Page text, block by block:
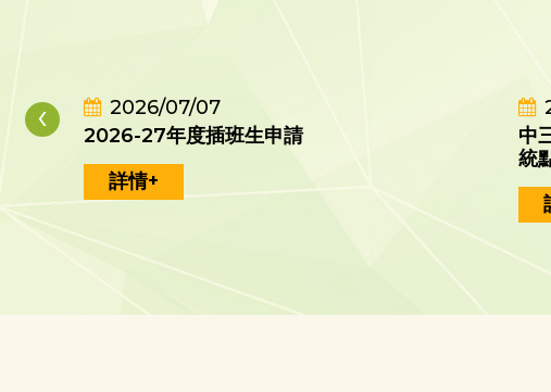
2026/07/07
2026-27年度插班生申請
詳情+
中
統
‹